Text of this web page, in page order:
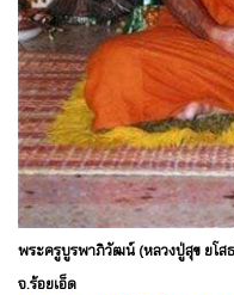
พระครูบูรพาภิวัฒน์ (หลวงปู่สุข ยโส
จ.ร้อยเอ็ด